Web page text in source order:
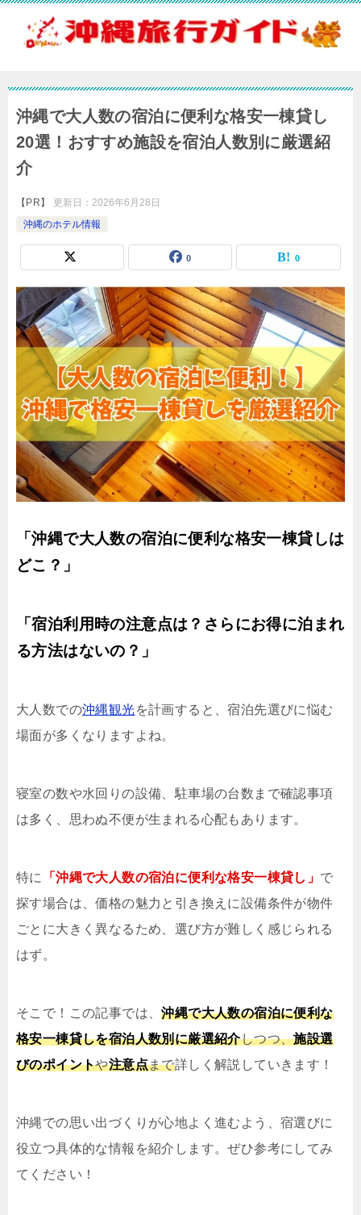
沖縄で大人数の宿泊に便利な格安一棟貸し
20選！おすすめ施設を宿泊人数別に厳選紹
介
【PR】 更新日： 2026年6月28日
沖縄のホテル情報
0 0
「沖縄で大人数の宿泊に便利な格安一棟貸しは
どこ？」
「宿泊利用時の注意点は？さらにお得に泊まれ
る方法はないの？」
大人数での沖縄観光を計画すると、宿泊先選びに悩む
場面が多くなりますよね。
寝室の数や水回りの設備、駐車場の台数まで確認事項
は多く、思わぬ不便が生まれる心配もあります。
特に 「沖縄で大人数の宿泊に便利な格安一棟貸し」 で
探す場合は、価格の魅力と引き換えに設備条件が物件
ごとに大きく異なるため、選び方が難しく感じられる
はず。
そこで！この記事では、沖縄で大人数の宿泊に便利な
格安一棟貸しを宿泊人数別に厳選紹介しつつ、施設選
びのポイントや注意点まで詳しく解説していきます！
沖縄での思い出づくりが心地よく進むよう、宿選びに
役立つ具体的な情報を紹介します。ぜひ参考にしてみ
てください！